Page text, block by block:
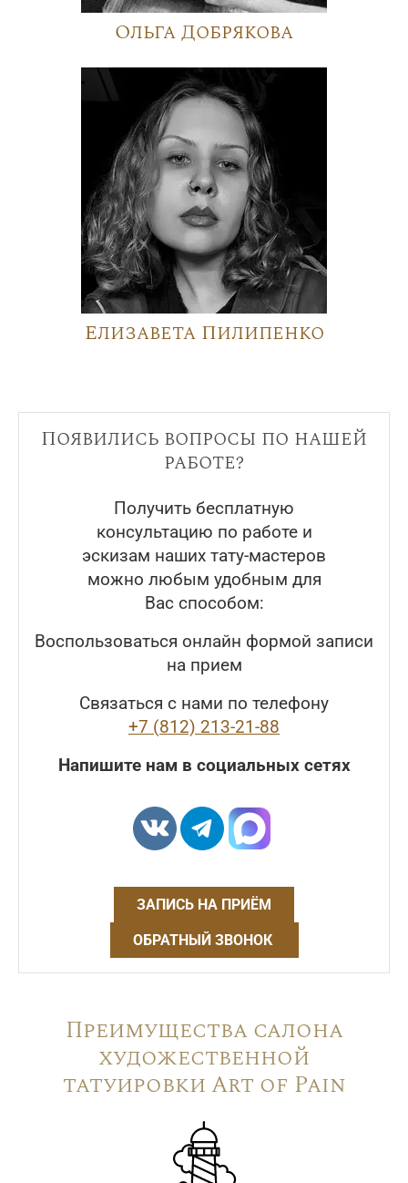
Ольга Добрякова
Елизавета Пилипенко
Появились вопросы по нашей
работе?
Получить бесплатную
консультацию по работе и
эскизам наших тату-мастеров
можно любым удобным для
Вас способом:
Воспользоваться онлайн формой записи
на прием
Связаться с нами по телефону
+7 (812) 213-21-88
Напишите нам в социальных сетях
ЗАПИСЬ НА ПРИЁМ
ОБРАТНЫЙ ЗВОНОК
Преимущества салона
художественной
татуировки Art of Pain